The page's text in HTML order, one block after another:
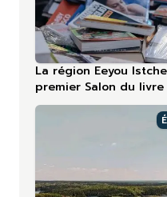
La région Eeyou
premier Salon du